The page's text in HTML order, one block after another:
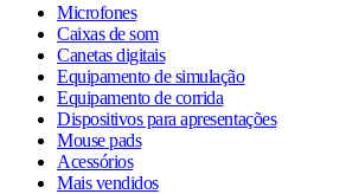
Microfones
Caixas de som
Canetas digitais
Equipamento de simulação
Equipamento de corrida
Dispositivos para apresentações
Mouse pads
Acessórios
Mais vendidos